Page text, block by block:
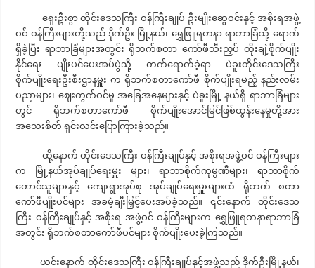
ရှေးဦးစွာ တိုင်းဒေသကြီး ဝန်ကြီးချုပ် ဦးမျိုးဆွေဝင်းနှင့် အစိုးရအဖွဲ့
ဝင် ဝန်ကြီးများတို့သည် ဒိုက်ဦး မြို့နယ်၊ ရွှေဖြူရတနာ ရာဘာခြံသို့ ရောက်
ရှိခဲ့ပြီး ရာဘာခြံများအတွင်း ရိုဘက်စတာ ကော်ဖီသီးညှပ် တိုးချဲ့စိုက်ပျိုး
နိုင်ရေး ပျိုးပင်ပေးအပ်ပွဲသို့ တက်ရောက်ခဲ့ရာ ပဲခူးတိုင်းဒေသကြီး
စိုက်ပျိုးရေးဦးစီးဌာနမှူး က ရိုဘက်စတာကော်ဖီ စိုက်ပျိုးရမည့် နည်းလမ်း
ပညာများ၊ ဈေးကွက်ဝင်မှု အခြေအနေများနှင့် ပဲခူးမြို့ နယ်ရှိ ရာဘာခြံများ
တွင် ရိုဘက်စတာကော်ဖီ စိုက်ပျိုးအောင်မြင်ဖြစ်ထွန်းနေမှုတို့အား
အသေးစိတ် ရှင်းလင်းပြောကြားခဲ့သည်။
ထို့နောက် တိုင်းဒေသကြီး ဝန်ကြီးချုပ်နှင့် အစိုးရအဖွဲ့ဝင် ဝန်ကြီးများ
က မြို့နယ်အုပ်ချုပ်ရေးမှူး များ၊ ရာဘာစိုက်ကုမ္ပဏီများ၊ ရာဘာစိုက်
တောင်သူများနှင့် ကျေးရွာအုပ်စု အုပ်ချုပ်ရေးမှူးများထံ ရိုဘက် စတာ
ကော်ဖီပျိုးပင်များ အခမဲ့ချီးမြှင့်ပေးအပ်ခဲ့သည်။ ၎င်းနောက် တိုင်းဒေသ
ကြီး ဝန်ကြီးချုပ်နှင့် အစိုးရ အဖွဲ့ဝင် ဝန်ကြီးများက ရွှေဖြူရတနာရာဘာခြံ
အတွင်း ရိုဘက်စတာကော်ဖီပင်များ စိုက်ပျိုးပေးခဲ့ကြသည်။
ယင်းနောက် တိုင်းဒေသကြီး ဝန်ကြီးချုပ်နှင့်အဖွဲ့သည် ဒိုက်ဦးမြို့နယ်၊